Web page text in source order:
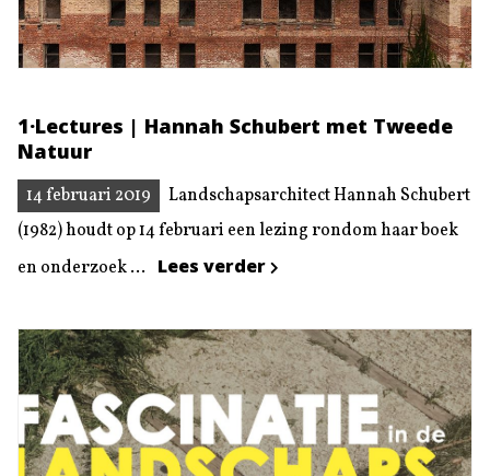
1·Lectures | Hannah Schubert met Tweede
Natuur
14 februari 2019
Landschapsarchitect Hannah Schubert
(1982) houdt op 14 februari een lezing rondom haar boek
en onderzoek ... Lees verder